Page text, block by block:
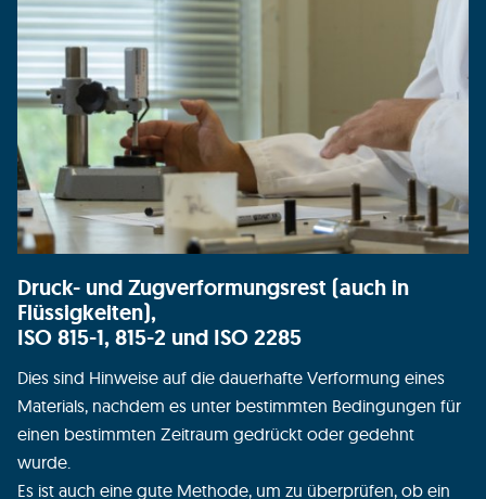
Druck- und Zugverformungsrest (auch in
Flüssigkeiten),
ISO 815-1, 815-2 und ISO 2285
Dies sind Hinweise auf die dauerhafte Verformung eines
Materials, nachdem es unter bestimmten Bedingungen für
einen bestimmten Zeitraum gedrückt oder gedehnt
wurde.
Es ist auch eine gute Methode, um zu überprüfen, ob ein